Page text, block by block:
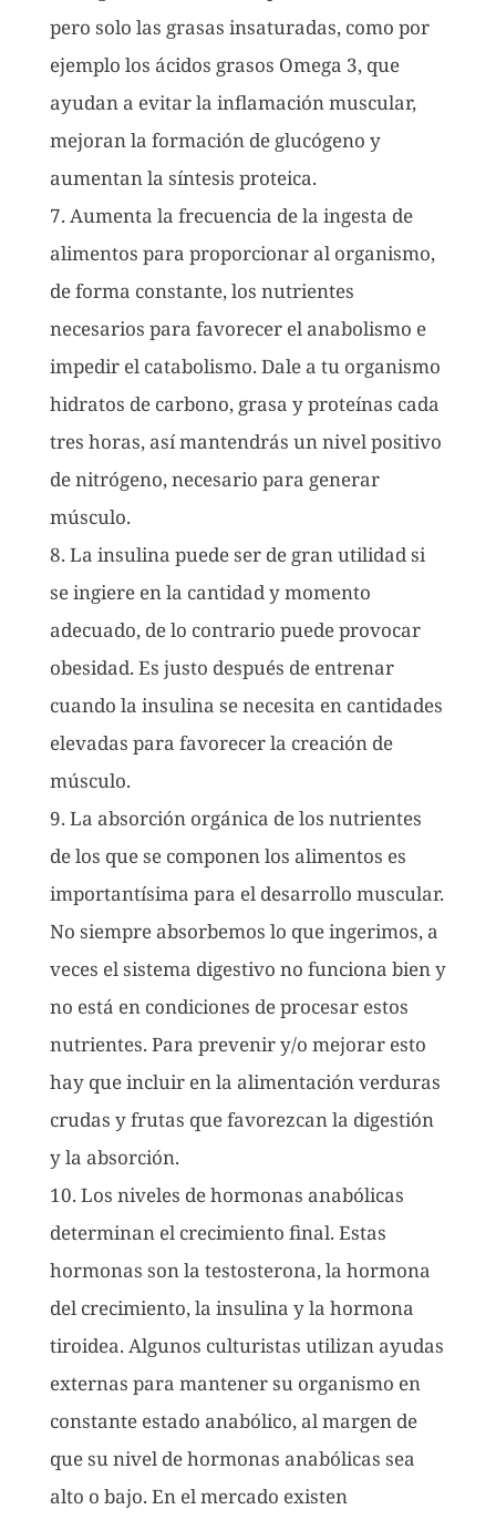
pero solo las grasas insaturadas, como por
ejemplo los ácidos grasos Omega 3, que
ayudan a evitar la inflamación muscular,
mejoran la formación de glucógeno y
aumentan la síntesis proteica.
7. Aumenta la frecuencia de la ingesta de
alimentos para proporcionar al organismo,
de forma constante, los nutrientes
necesarios para favorecer el anabolismo e
impedir el catabolismo. Dale a tu organismo
hidratos de carbono, grasa y proteínas cada
tres horas, así mantendrás un nivel positivo
de nitrógeno, necesario para generar
músculo.
8. La insulina puede ser de gran utilidad si
se ingiere en la cantidad y momento
adecuado, de lo contrario puede provocar
obesidad. Es justo después de entrenar
cuando la insulina se necesita en cantidades
elevadas para favorecer la creación de
músculo.
9. La absorción orgánica de los nutrientes
de los que se componen los alimentos es
importantísima para el desarrollo muscular.
No siempre absorbemos lo que ingerimos, a
veces el sistema digestivo no funciona bien y
no está en condiciones de procesar estos
nutrientes. Para prevenir y/o mejorar esto
hay que incluir en la alimentación verduras
crudas y frutas que favorezcan la digestión
y la absorción.
10. Los niveles de hormonas anabólicas
determinan el crecimiento final. Estas
hormonas son la testosterona, la hormona
del crecimiento, la insulina y la hormona
tiroidea. Algunos culturistas utilizan ayudas
externas para mantener su organismo en
constante estado anabólico, al margen de
que su nivel de hormonas anabólicas sea
alto o bajo. En el mercado existen